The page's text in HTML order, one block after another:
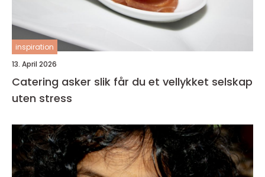
inspiration
13. April 2026
Catering asker slik får du et vellykket selskap
uten stress